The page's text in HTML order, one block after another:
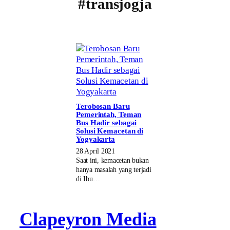
#transjogja
Terobosan Baru
Pemerintah, Teman
Bus Hadir sebagai
Solusi Kemacetan di
Yogyakarta
28 April 2021
Saat ini, kemacetan bukan
hanya masalah yang terjadi
di Ibu…
Clapeyron Media